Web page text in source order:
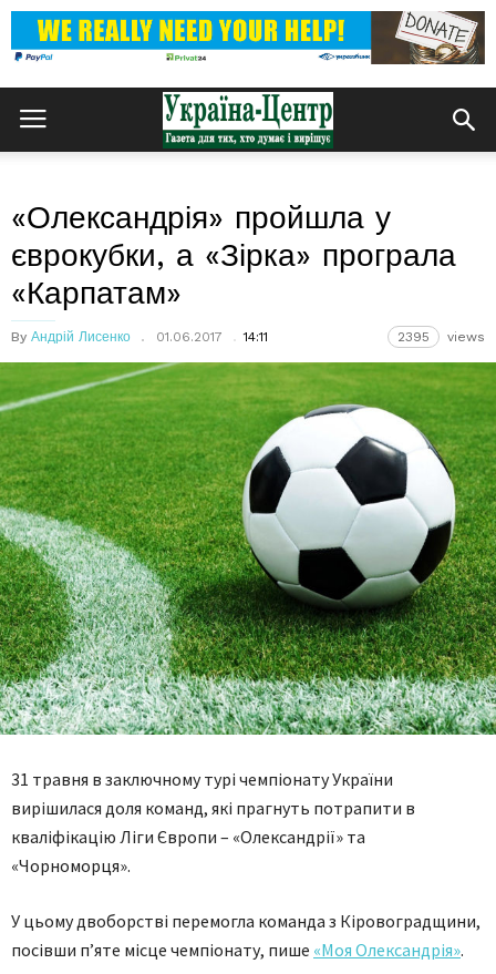
«Олександрія» пройшла у
єврокубки, а «Зірка» програла
«Карпатам»
By Андрій Лисенко 01.06.2017 14:11 2395 views
31 травня в заключному турі чемпіонату України
вирішилася доля команд, які прагнуть потрапити в
кваліфікацію Ліги Європи – «Олександрії» та
«Чорноморця».
У цьому двоборстві перемогла команда з Кіровоградщини,
посівши п’яте місце чемпіонату, пише «Моя Олександрія».